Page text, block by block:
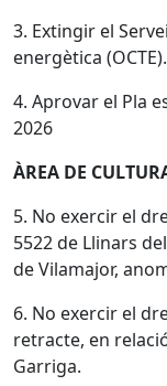
3. Extingir el
energètica (OCTE).
4. Aprovar el Pla
2026
ÀREA DE
5. No exercir el
5522 de Llinars
de Vilamajor,
6. No exercir el
retracte, en
Garriga.